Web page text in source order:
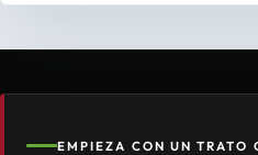
EMPIEZA CON UN TRATO